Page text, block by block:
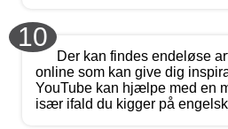
10
Der kan findes endeløse
online som kan give dig
YouTube kan hjælpe med en
især ifald du kigger på